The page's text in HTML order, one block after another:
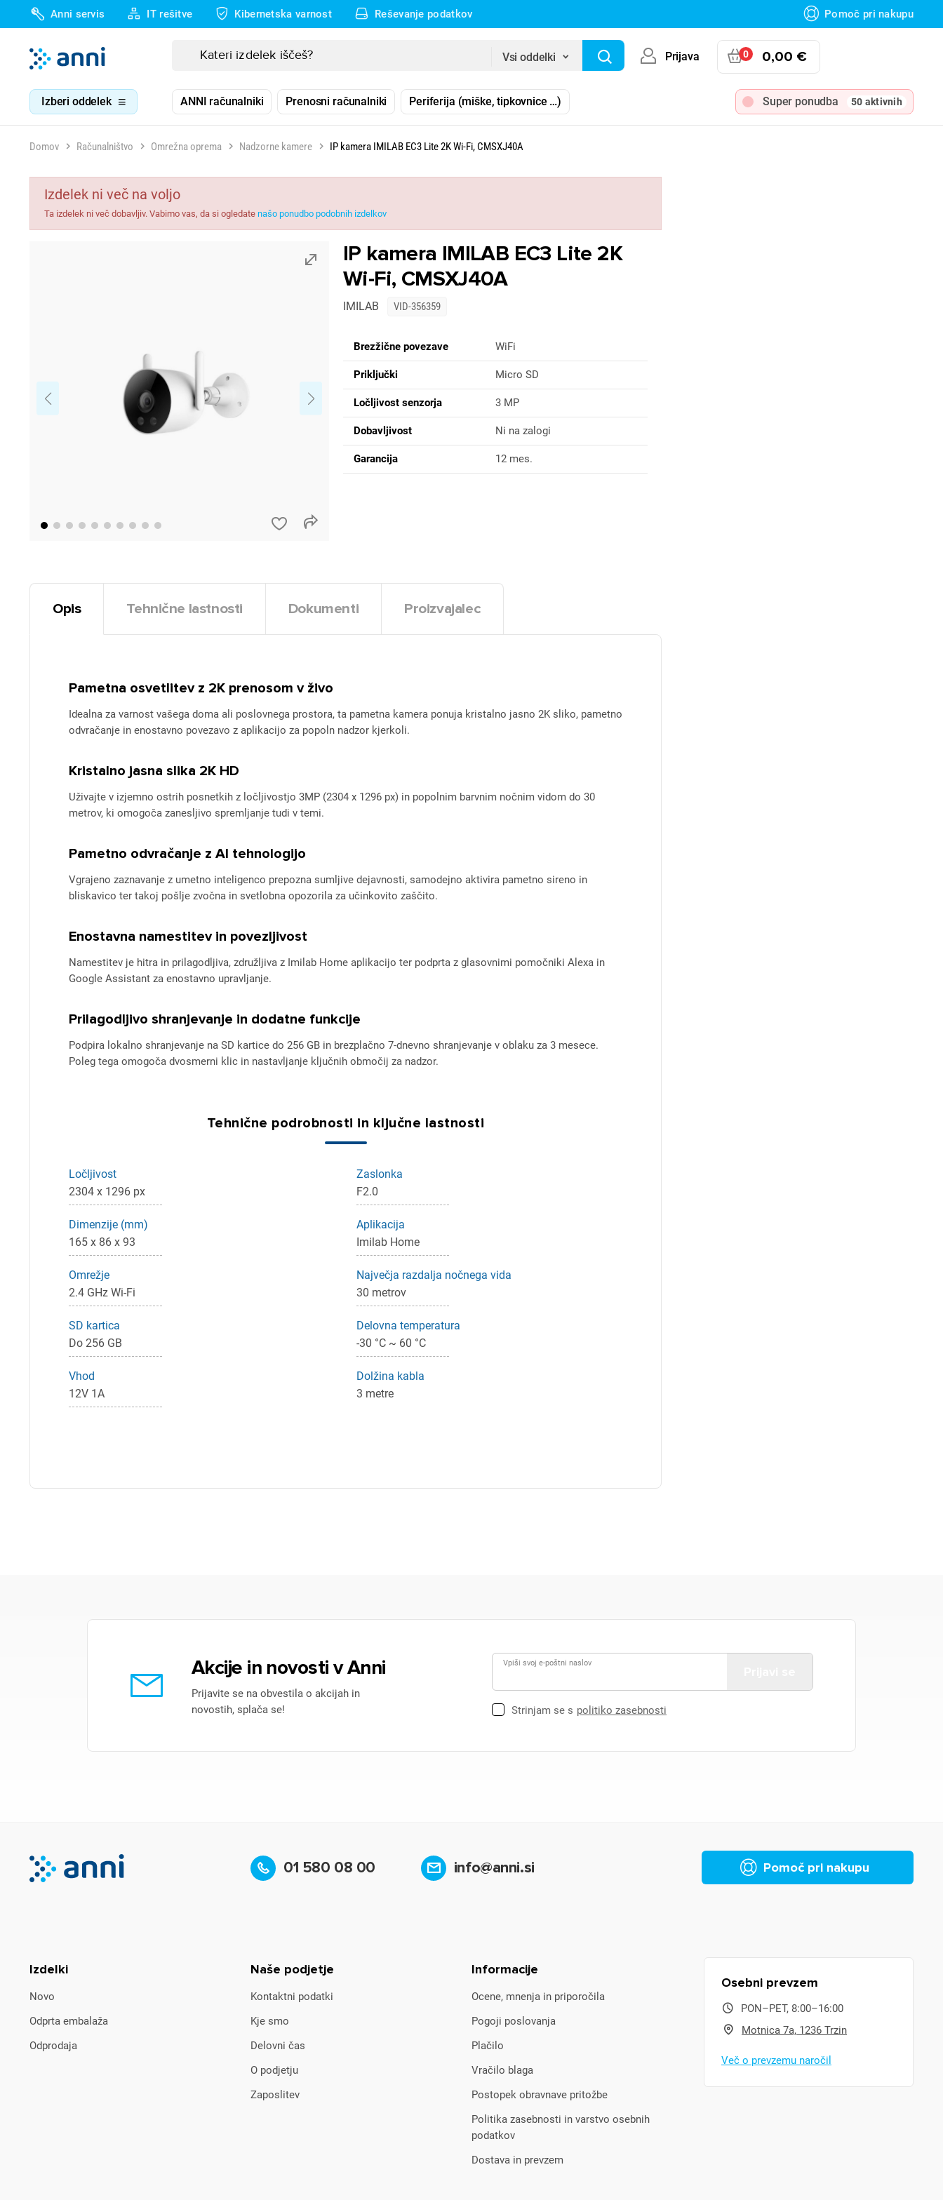
Anni servis IT rešitve Kibernetska varnost Reševanje podatkov Pomoč pri nakupu
Vsi oddelki Prijava 0 0,00 €
Izberi oddelek ANNI računalniki Prenosni računalniki Periferija (miške, tipkovnice …) Super ponudba 50 aktivnih
Domov Računalništvo Omrežna oprema Nadzorne kamere IP kamera IMILAB EC3 Lite 2K Wi-Fi, CMSXJ40A
Izdelek ni več na voljo
Ta izdelek ni več dobavljiv. Vabimo vas, da si ogledate našo ponudbo podobnih izdelkov
IP kamera IMILAB EC3 Lite 2K
Wi-Fi, CMSXJ40A
IMILAB VID-356359
Brezžične povezave WiFi
Priključki Micro SD
Ločljivost senzorja 3 MP
Dobavljivost Ni na zalogi
Garancija 12 mes.
Opis Tehnične lastnosti Dokumenti Proizvajalec
Pametna osvetlitev z 2K prenosom v živo
Idealna za varnost vašega doma ali poslovnega prostora, ta pametna kamera ponuja kristalno jasno 2K sliko, pametno
odvračanje in enostavno povezavo z aplikacijo za popoln nadzor kjerkoli.
Kristalno jasna slika 2K HD
Uživajte v izjemno ostrih posnetkih z ločljivostjo 3MP (2304 x 1296 px) in popolnim barvnim nočnim vidom do 30
metrov, ki omogoča zanesljivo spremljanje tudi v temi.
Pametno odvračanje z AI tehnologijo
Vgrajeno zaznavanje z umetno inteligenco prepozna sumljive dejavnosti, samodejno aktivira pametno sireno in
bliskavico ter takoj pošlje zvočna in svetlobna opozorila za učinkovito zaščito.
Enostavna namestitev in povezljivost
Namestitev je hitra in prilagodljiva, združljiva z Imilab Home aplikacijo ter podprta z glasovnimi pomočniki Alexa in
Google Assistant za enostavno upravljanje.
Prilagodljivo shranjevanje in dodatne funkcije
Podpira lokalno shranjevanje na SD kartice do 256 GB in brezplačno 7-dnevno shranjevanje v oblaku za 3 mesece.
Poleg tega omogoča dvosmerni klic in nastavljanje ključnih območij za nadzor.
Tehnične podrobnosti in ključne lastnosti
Ločljivost
2304 x 1296 px
Zaslonka
F2.0
Dimenzije (mm)
165 x 86 x 93
Aplikacija
Imilab Home
Omrežje
2.4 GHz Wi-Fi
Največja razdalja nočnega vida
30 metrov
SD kartica
Do 256 GB
Delovna temperatura
-30 °C ~ 60 °C
Vhod
12V 1A
Dolžina kabla
3 metre
Akcije in novosti v Anni
Prijavite se na obvestila o akcijah in
novostih, splača se!
Vpiši svoj e-poštni naslov
Strinjam se s politiko zasebnosti
01 580 08 00 info@anni.si Pomoč pri nakupu
Izdelki
Novo
Odprta embalaža
Odprodaja
Naše podjetje
Kontaktni podatki
Kje smo
Delovni čas
O podjetju
Zaposlitev
Informacije
Ocene, mnenja in priporočila
Pogoji poslovanja
Plačilo
Vračilo blaga
Postopek obravnave pritožbe
Politika zasebnosti in varstvo osebnih
podatkov
Dostava in prevzem
Osebni prevzem
PON–PET, 8:00–16:00
Motnica 7a, 1236 Trzin
Več o prevzemu naročil
Prijava